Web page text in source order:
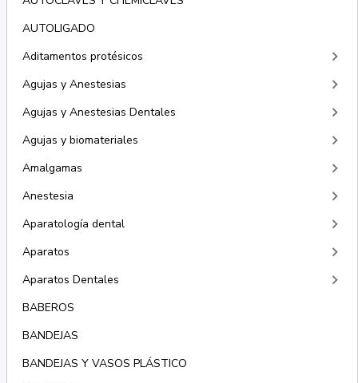
AUTOLIGADO
Aditamentos protésicos
keyboard_arrow_right
Agujas y Anestesias keyboard_arrow_right
Agujas y Anestesias Dentales keyboard_arrow_right
Agujas y biomateriales keyboard_arrow_right
Amalgamas keyboard_arrow_right
Anestesia keyboard_arrow_right
Aparatología dental keyboard_arrow_right
Aparatos keyboard_arrow_right
Aparatos Dentales keyboard_arrow_right
BABEROS
BANDEJAS
BANDEJAS Y VASOS PLÁSTICO